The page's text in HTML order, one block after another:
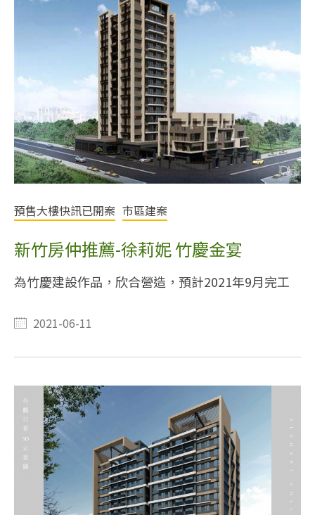
預售大樓快訊已開案 市區建案
新竹房仲推薦-徐莉妮 竹慶金宴
為竹慶建設作品，欣合營造，預計2021年9月完工
2021-06-11